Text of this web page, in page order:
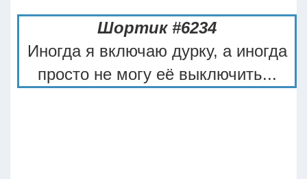
Шортик #6234
Иногда я включаю дурку, а иногда
просто не могу её выключить...